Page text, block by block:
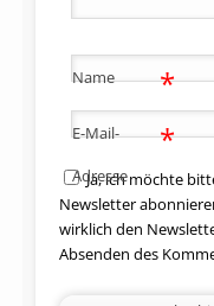
Name *
E-Mail-
Adresse
*
Ja, ich möchte
Newsletter
wirklich den
Absenden des